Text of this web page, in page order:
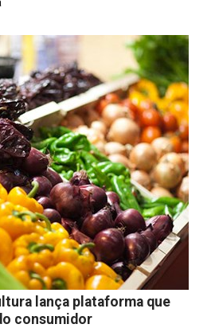
lança plataforma que
consumidor